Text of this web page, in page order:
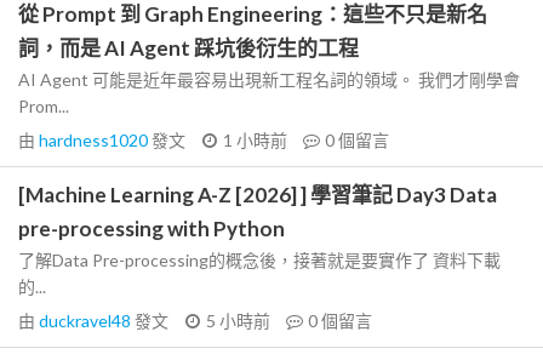
從 Prompt 到 Graph Engineering：這些不只是新名
詞，而是 AI Agent 踩坑後衍生的工程
AI Agent 可能是近年最容易出現新工程名詞的領域。 我們才剛學會
Prom...
由 hardness1020發文 1 小時前 0個留言
[Machine Learning A-Z [2026] ] 學習筆記 Day3 Data
pre-processing with Python
了解Data Pre-processing的概念後，接著就是要實作了 資料下載
的...
由 duckravel48 發文 5 小時前 0個留言